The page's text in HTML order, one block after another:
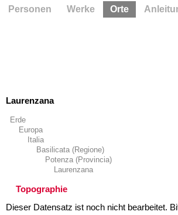
Laurenzana
Erde
Europa
Italia
Basilicata (Regione)
Potenza (Provincia)
Laurenzana
Topographie
Dieser Datensatz ist noch nicht bearbeitet.
Personen Werke Orte